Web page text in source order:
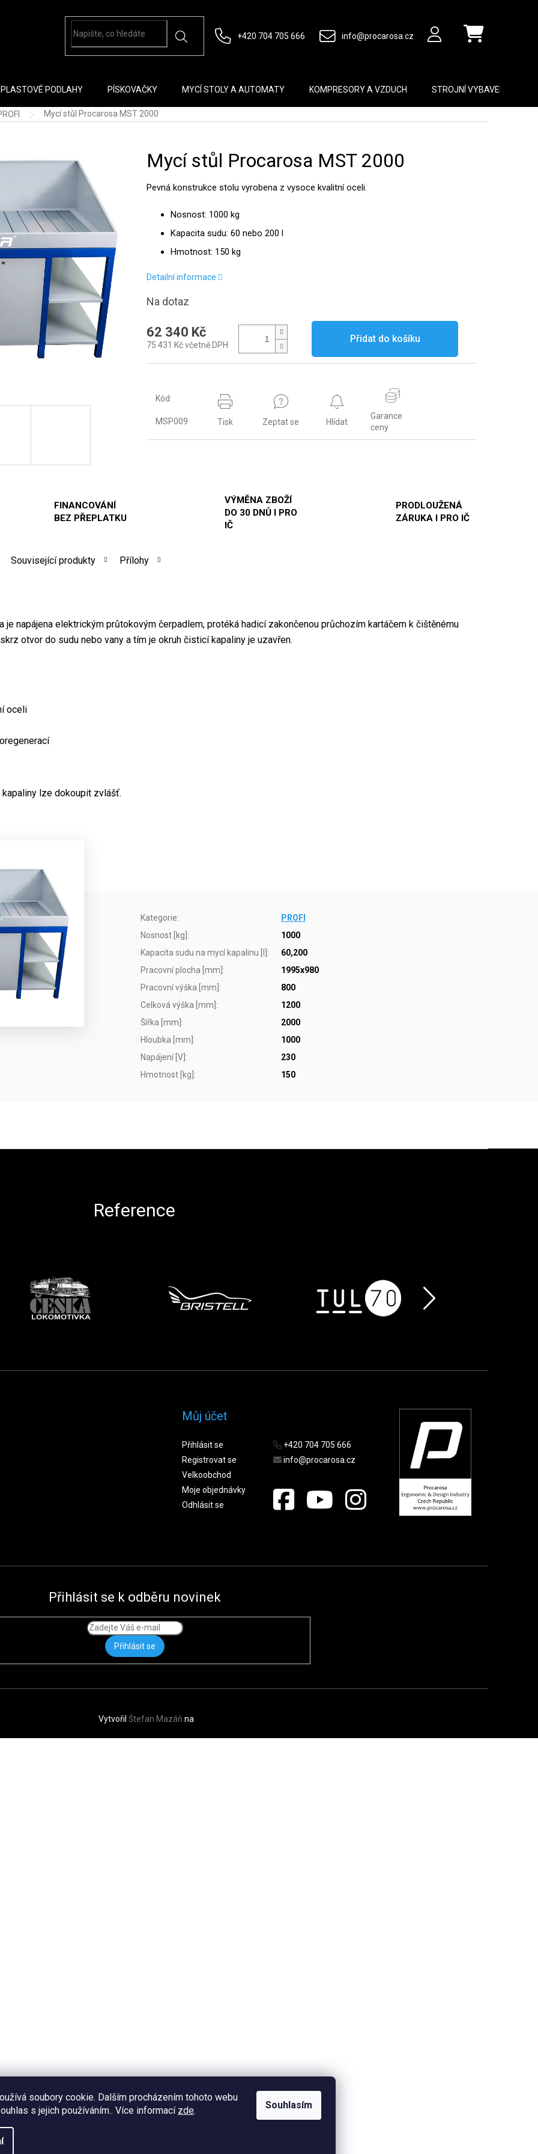
soubory cookie. Dalším procházením tohoto webu
s jejich používáním.. Více informací zde. Souhlasím
+420 704 705 666 info@procarosa.cz Nákupní košík
PLASTOVÉ PODLAHY PÍSKOVAČKY MYCÍ STOLY A AUTOMATY KOMPRESORY A VZDUCH STROJNÍ VYBAVENÍ
Mycí stůl Procarosa MST 2000
Mycí stůl Procarosa MST 2000
Pevná konstrukce stolu vyrobena z vysoce kvalitní oceli.
Nosnost: 1000 kg
Kapacita sudu: 60 nebo 200 l
Hmotnost: 150 kg
Detailní informace
Na dotaz
62 340 Kč
75 431 Kč včetně DPH
Přidat do košíku
Kód:
MSP009 Tisk Zeptat se Hlídat
Garance
ceny
FINANCOVÁNÍ
BEZ PŘEPLATKU
VÝMĚNA ZBOŽÍ
DO 30 DNŮ I PRO
IČ
PRODLOUŽENÁ
ZÁRUKA I PRO IČ
Související produkty Přílohy
je napájena elektrickým průtokovým čerpadlem, protéká hadicí zakončenou průchozím kartáčem k čištěnému
otvor do sudu nebo vany a tím je okruh čisticí kapaliny je uzavřen.
oceli
lze dokoupit zvlášť.
Kategorie:
PROFI
Nosnost [kg] :
1000
Kapacita sudu na mycí kapalinu [l] :
60,200
Pracovní plocha [mm] :
1995x980
Pracovní výška [mm] :
800
Celková výška [mm] :
1200
Šířka [mm] :
2000
Hloubka [mm] :
1000
Napájení [V] :
230
Hmotnost [kg] : 150
Reference
Můj účet
Přihlásit se
Registrovat se
Velkoobchod
Moje objednávky
Odhlásit se
+420 704 705 666
info@procarosa.cz
Přihlásit se k odběru novinek
Přihlásit se
Vytvořil Štefan Mazáň na